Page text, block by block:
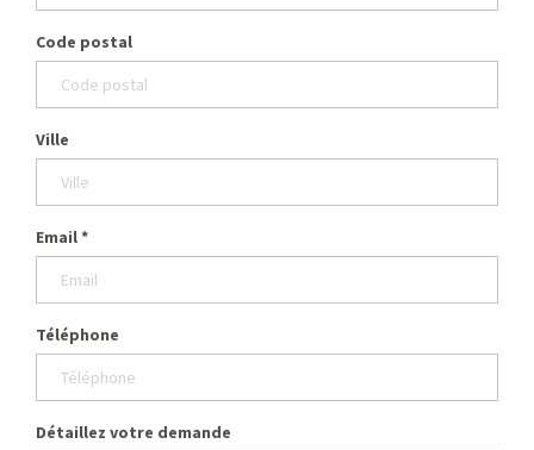
Code postal
Ville
Email*
Téléphone
Détaillez votre demande